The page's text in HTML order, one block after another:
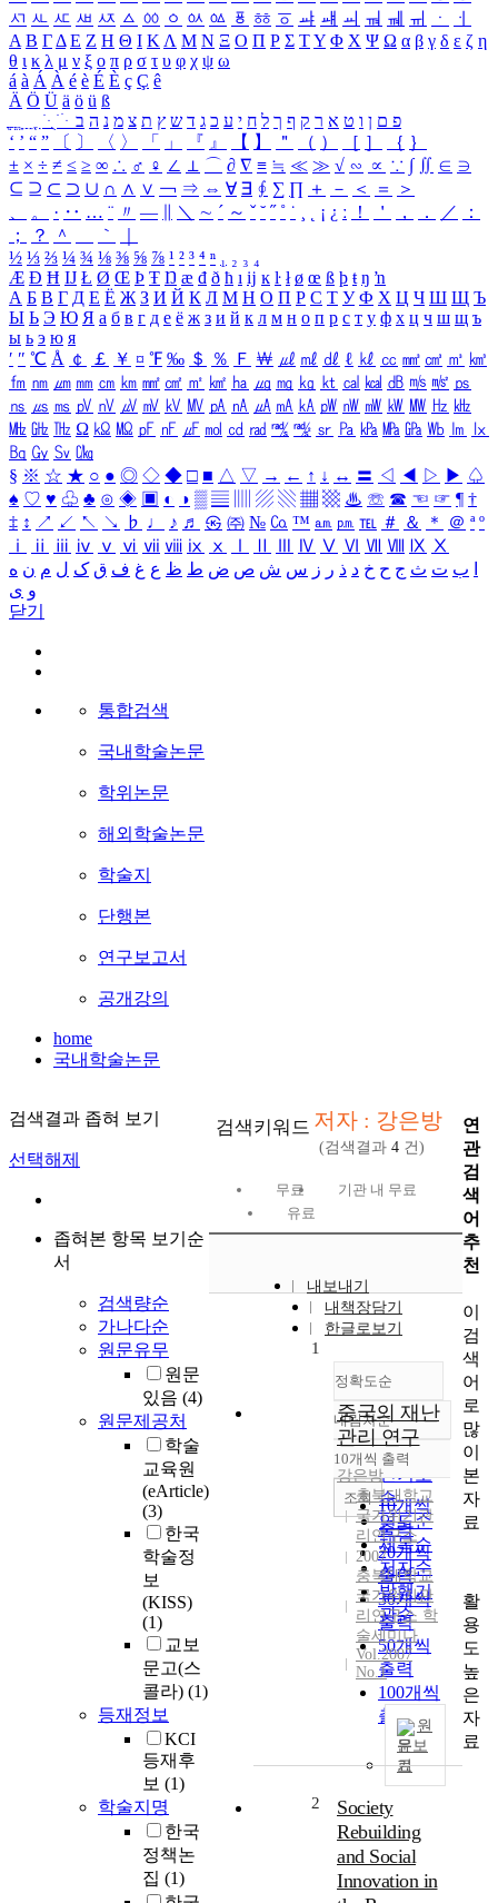
ㅺ ㅻ ㅼ ㅽ ㅾ ㅿ ㆀ ㆁ ㆂ ㆃ ㆄ ㆅ ㆆ ㆇ ㆈ ㆉ ㆊ ㆋ ㆌ ㆍ
ㆎ
Α Β ΓΔ Ε Ζ Η Θ Ι ΚΛ Μ Ν Ξ Ο Π Ρ Σ ΤΥ Φ Χ Ψ Ω α β γ δ ε ζ η
θ ι κ λ μ ν ξ ο π ρ σ τ υ φ χ ψ ω
á à Á À é è É È ç Ç ê
Ä Ö Ü ä ö ü ß
ִֶֹ ֻּ ׁׂ פ ם ן ו ט א ר ק ף ך ל ח י ע כ ג ד ש ץ ת צ מ נ ה ב
‘ ’ “ ” 〔 〕 〈 〉 「 」 『 』 【 】 ＂ （ ） ［ ］ ｛ ｝
± × ÷ ≠ ≤ ≥ ∞ ∴ ♂ ♀ ∠ ⊥ ⌒ ∂ ∇ ≡ ≒ ≪ ≫ √ ∽ ∝ ∵ ∫ ∬ ∈ ∋
⊆ ⊇ ⊂ ⊃ ∪ ∩ ∧ ∨ ￢ ⇒ ⇔ ∀ ∃ ∮ ∑ ∏ ＋ － ＜ ＝
＞
、
。 · ‥ … ¨ 〃 ― ＼ ∼ ´ ～ ˇ ˘ ˝ ˚ ˙ ¸ ¡ ¿ ː ！ ＇ ， ． ／
：
；
？ ＾ ｀
½ ⅓ ⅔ ¼ ¾ ⅛ ⅜ ⅝ ⅞ ¹ ² ³ ⁴ ⁿ ₁ ₂ ₃ ₄
Æ Ð Ħ Ĳ Ł Ø Œ Þ Ŧ Ŋ æ đ ð ħ ı ĳ ĸ ŀ ł ø œ ß þ ŧ ŋ ŉ
А Б В Г Д Е Ё Ж З И Й К Л М Н О П Р С Т У Ф Х Ц Ч Ш Щ Ъ
Ы Ь Э Ю Я а б в г д е ё ж з и й к л м н о п р с т у ф х ц ч ш щ ъ
ы ь э ю я
′ ″ ℃ Å ￠ ￡ ￥ ¤ ℉ ‰ ＄ ％ Ｆ ￦ ㎕ ㎖ ㎗ ℓ ㎘ ㏄ ㎣ ㎤ ㎥ ㎦
㎙ ㎚ ㎛ ㎜ ㎝ ㎞ ㎟ ㎠ ㎡ ㎢ ㏊ ㎍ ㎎ ㎏ ㏏ ㎈ ㎉ ㏈ ㎧ ㎨ ㎰
㎱ ㎲ ㎳ ㎴ ㎵ ㎶ ㎷ ㎸ ㎹ ㎀ ㎁ ㎂ ㎃ ㎄ ㎺ ㎻ ㎽ ㎾ ㎿ ㎐ ㎑
㎒ ㎓ ㎔ Ω ㏀ ㏁ ㎊ ㎋ ㎌ ㏖ ㏅ ㎭ ㎮ ㎯ ㏛ ㎩ ㎪ ㎫ ㎬ ㏝ ㏐
㏓
㏃ ㏉ ㏜ ㏆
§ ※ ☆ ★ ○ ● ◎ ◇ ◆ □ ■ △ ▽ → ← ↑ ↓ ↔ 〓 ◁ ◀ ▷ ▶ ♤
♠ ♡ ♥ ♧ ♣ ⊙ ◈ ▣ ◐ ◑ ▒ ▤ ▨ ▧ ▦ ▩ ♨ ☏ ☎ ☜ ☞ ¶ †
‡ ↕ ↗ ↙ ↖ ↘ ♭ ♩ ♪ ♬ ㉿ ㈜ № ㏇ ™ ㏂ ㏘ ℡ ＃ ＆ ＊ ＠ ª º
ⅰ
ⅱ ⅲ ⅳ ⅴ ⅵ ⅶ ⅷ ⅸ ⅹ Ⅳ Ⅴ Ⅵ Ⅶ Ⅷ Ⅸ Ⅹ
ب ت ث ج ح خ د ذ ر ز س ش ص ض ط ظ ع غ ف ق ک ل م ن ه
و ی
닫기
통합검색
국내학술논문
학위논문
해외학술논문
학술지
단행본
연구보고서
공개강의
home
국내학술논문
검색결과 좁혀 보기
선택해제
좁혀본 항목 보기순
서
검색량순
가나다순
원문유무
원문
있음 (4)
원문제공처
학술
교육원
(eArticle)
(3)
한국
학술정
보
(KISS)
(1)
교보
문고(스
콜라) (1)
등재정보
KCI
등재후
보 (1)
학술지명
한국
정책논
집 (1)
검색키워드 저자 : 강은방
(검색결과 4 건)
무료
기관 내 무료
유료
내보내기
내책장담기
한글로보기
정확도순
정확도
순
인기도
순
연도순
제목순
저자순
발행기
관순
내림차순
내림차순
10개씩 출력
10개씩
출력
20개씩
출력
30개씩
출력
50개씩
출력
100개씩
출력
조회
1
중국의 재난
관리 연구
강은방
충북대학교
국가위기관
리연구소
2007
충북대학교
국가위기관
리연구소 학
술세미나
Vol.2007
No.1
원
문보
기
2
Society
Rebuilding
and Social
Innovation in
연
관
검
색
어
추
천
이
검
색
어
로
많
이
본
자
료
활
용
도
높
은
자
료